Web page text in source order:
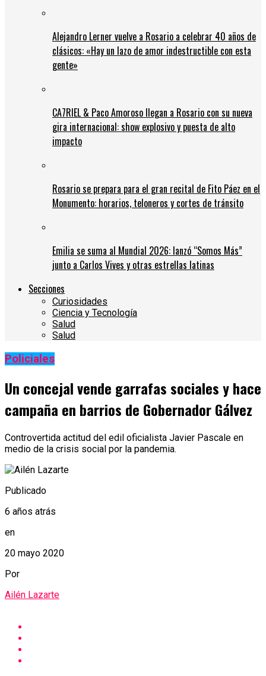
Alejandro Lerner vuelve a Rosario a celebrar 40 años de
clásicos: «Hay un lazo de amor indestructible con esta
gente»
CA7RIEL & Paco Amoroso llegan a Rosario con su nueva
gira internacional: show explosivo y puesta de alto
impacto
Rosario se prepara para el gran recital de Fito Páez en el
Monumento: horarios, teloneros y cortes de tránsito
Emilia se suma al Mundial 2026: lanzó “Somos Más”
junto a Carlos Vives y otras estrellas latinas
Secciones
Curiosidades
Ciencia y Tecnología
Salud
Salud
Policiales
Un concejal vende garrafas sociales y hace
campaña en barrios de Gobernador Gálvez
Controvertida actitud del edil oficialista Javier Pascale en
medio de la crisis social por la pandemia.
Publicado
6 años atrás
en
20 mayo 2020
Por
Ailén Lazarte